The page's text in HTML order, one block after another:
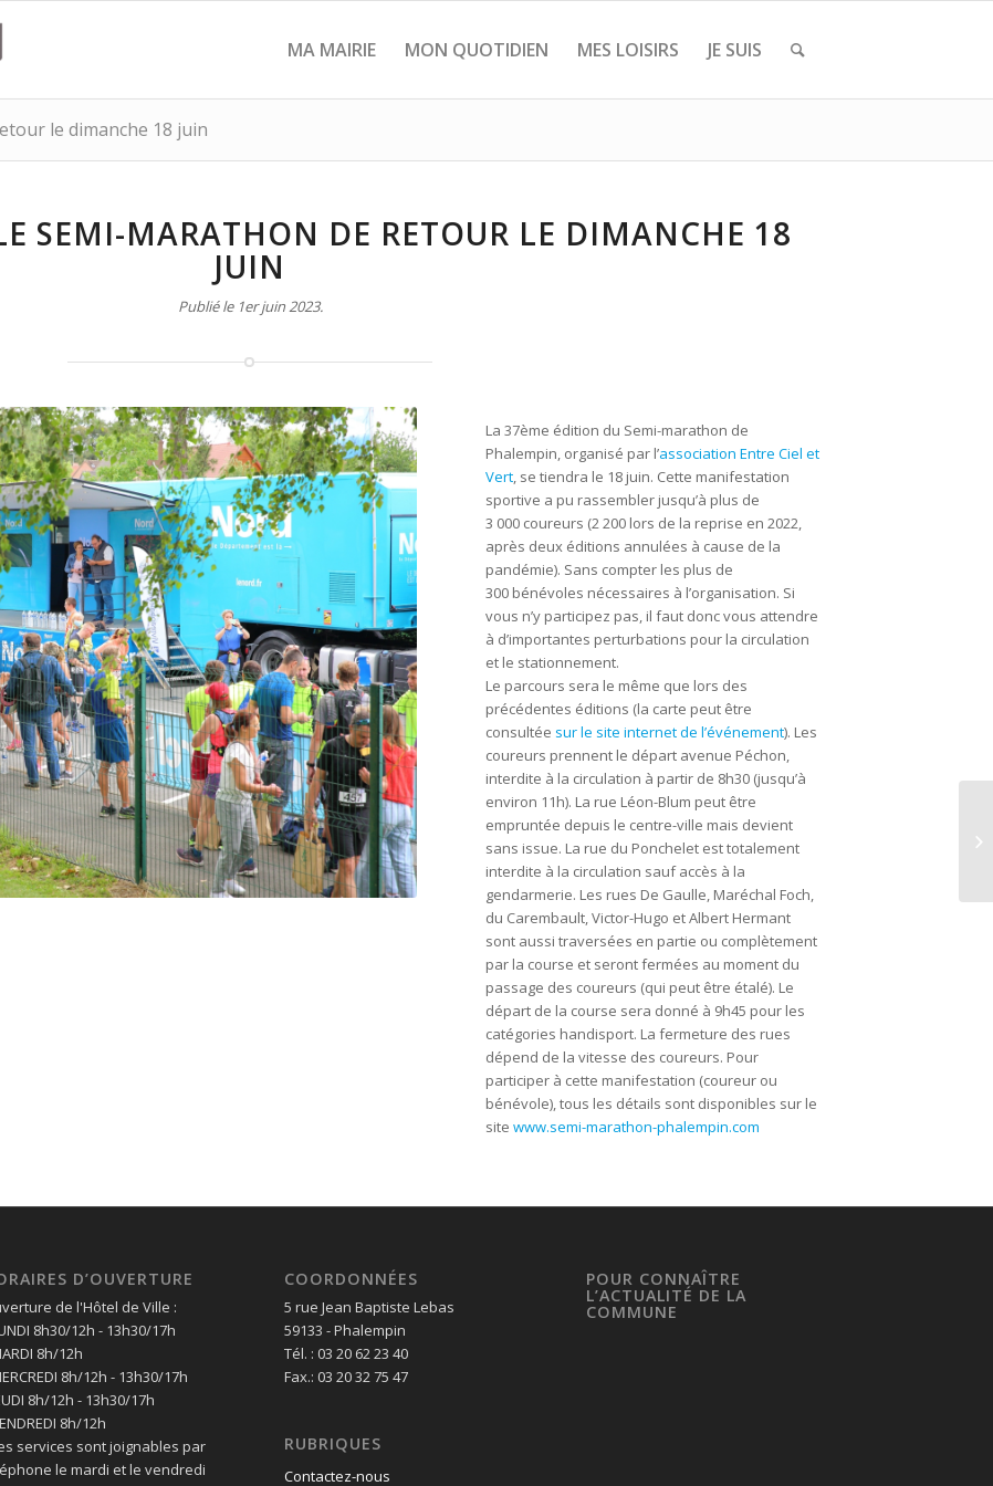
MA MAIRIE MON QUOTIDIEN MES LOISIRS JE SUIS
le dimanche 18 juin
SEMI-MARATHON DE RETOUR LE DIMANCHE 18
JUIN
Publié le 1er juin 2023.
La 37ème édition du Semi-marathon de
Phalempin, organisé par l’association Entre Ciel et
Vert, se tiendra le 18 juin. Cette manifestation
sportive a pu rassembler jusqu’à plus de
3 000 coureurs (2 200 lors de la reprise en 2022,
après deux éditions annulées à cause de la
pandémie). Sans compter les plus de
300 bénévoles nécessaires à l’organisation. Si
vous n’y participez pas, il faut donc vous attendre
à d’importantes perturbations pour la circulation
et le stationnement.
Le parcours sera le même que lors des
précédentes éditions (la carte peut être
consultée sur le site internet de l’événement). Les
coureurs prennent le départ avenue Péchon,
interdite à la circulation à partir de 8h30 (jusqu’à
environ 11h). La rue Léon-Blum peut être
empruntée depuis le centre-ville mais devient
sans issue. La rue du Ponchelet est totalement
interdite à la circulation sauf accès à la
gendarmerie. Les rues De Gaulle, Maréchal Foch,
du Carembault, Victor-Hugo et Albert Hermant
sont aussi traversées en partie ou complètement
par la course et seront fermées au moment du
passage des coureurs (qui peut être étalé). Le
départ de la course sera donné à 9h45 pour les
catégories handisport. La fermeture des rues
dépend de la vitesse des coureurs. Pour
participer à cette manifestation (coureur ou
bénévole), tous les détails sont disponibles sur le
site www.semi-marathon-phalempin.com
D’OUVERTURE
de l'Hôtel de Ville :
8h30/12h - 13h30/17h
8h/12h
8h/12h - 13h30/17h
8h/12h - 13h30/17h
8h/12h
services sont joignables par
le mardi et le vendredi
COORDONNÉES
5 rue Jean Baptiste Lebas
59133 - Phalempin
Tél. : 03 20 62 23 40
Fax.: 03 20 32 75 47
RUBRIQUES
Contactez-nous
POUR CONNAÎTRE
L’ACTUALITÉ DE LA
COMMUNE